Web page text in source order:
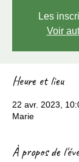
Les
Voir
Heure et lieu
22 avr. 2023,
Marie
À propos de